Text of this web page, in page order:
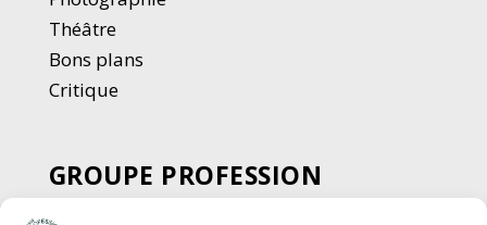
Théâtre
Bons plans
Critique
GROUPE PROFESSION
SPECTACLE